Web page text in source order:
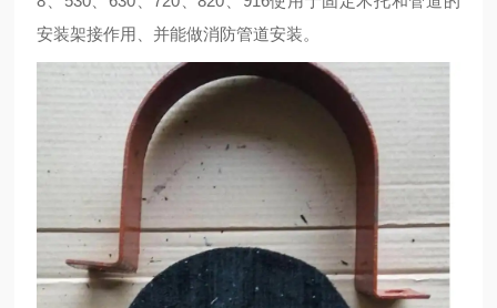
安装架接作用、并能做消防管道安装。